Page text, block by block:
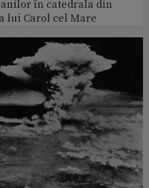
în catedrala din
lui Carol cel Mare